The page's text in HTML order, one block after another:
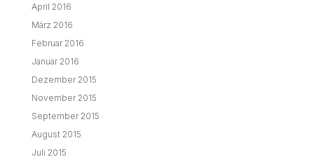
April 2016
März 2016
Februar 2016
Januar 2016
Dezember 2015
November 2015
September 2015
August 2015
Juli 2015